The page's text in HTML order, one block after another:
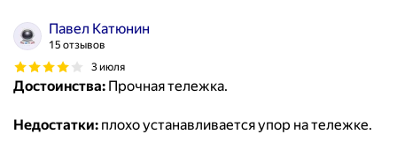
Павел Катюнин
15 отзывов
3 июля
Достоинства: Прочная тележка.
Недостатки: плохо устанавливается упор на тележке.